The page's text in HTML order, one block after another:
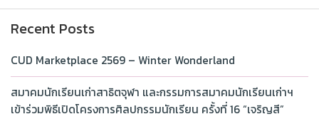
Recent Posts
CUD Marketplace 2569 – Winter Wonderland
สมาคมนักเรียนเก่าสาธิตจุฬา และกรรมการสมาคมนักเรียนเก่าฯ
เข้าร่วมพิธีเปิดโครงการศิลปกรรมนักเรียน ครั้งที่ 16 “เจริญสี”